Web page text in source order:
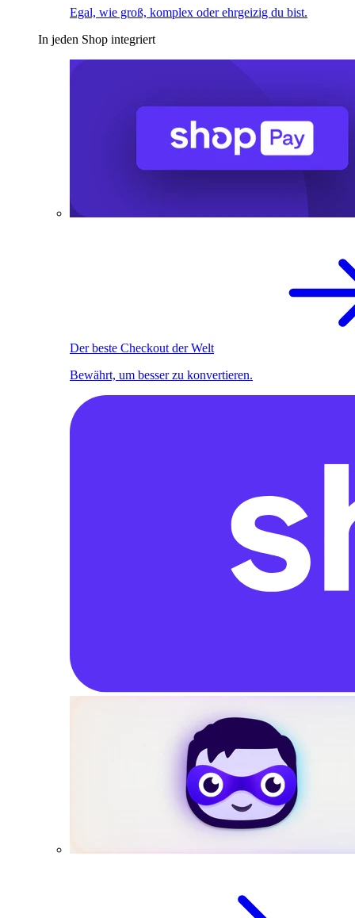
Egal, wie groß, komplex oder ehrgeizig du bist.
In jeden Shop integriert
Der beste Checkout der Welt
Bewährt, um besser zu konvertieren.